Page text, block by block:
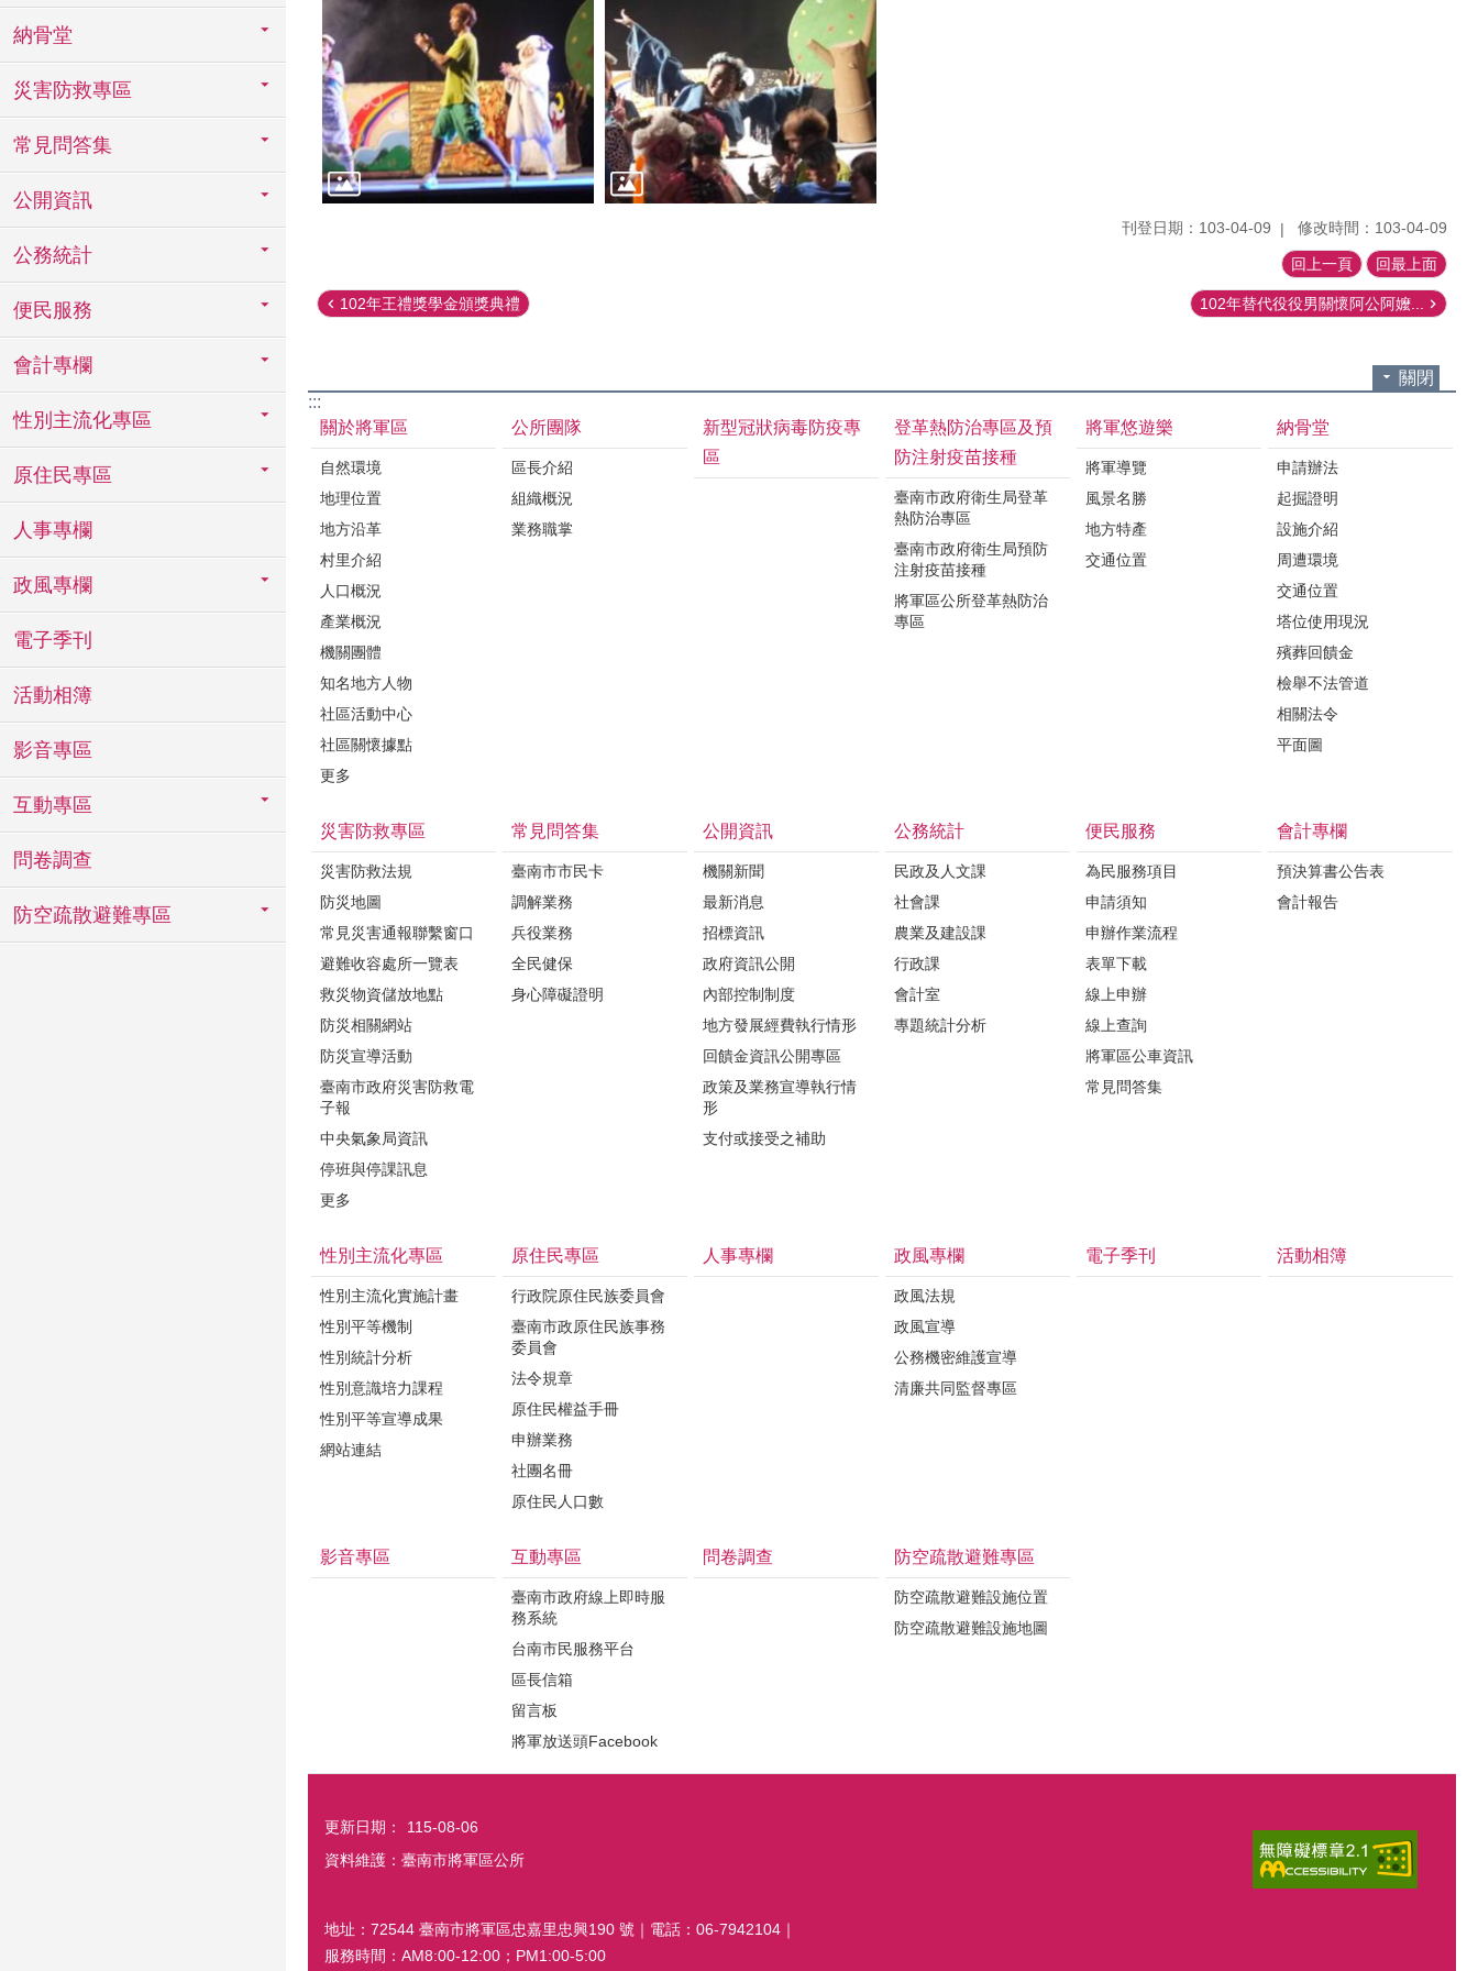
納骨堂
災害防救專區
常見問答集
公開資訊
公務統計
便民服務
會計專欄
性別主流化專區
原住民專區
人事專欄
政風專欄
電子季刊
活動相簿
影音專區
互動專區
問卷調查
防空疏散避難專區
刊登日期：103-04-09 修改時間：103-04-09
回上一頁 回最上面
102年王禮獎學金頒獎典禮 102年替代役役男關懷阿公阿嬤...
關閉
:::
關於將軍區
自然環境
地理位置
地方沿革
村里介紹
人口概況
產業概況
機關團體
知名地方人物
社區活動中心
社區關懷據點
更多
公所團隊
區長介紹
組織概況
業務職掌
新型冠狀病毒防疫專
區
登革熱防治專區及預
防注射疫苗接種
臺南市政府衛生局登革
熱防治專區
臺南市政府衛生局預防
注射疫苗接種
將軍區公所登革熱防治
專區
將軍悠遊樂
將軍導覽
風景名勝
地方特產
交通位置
納骨堂
申請辦法
起掘證明
設施介紹
周遭環境
交通位置
塔位使用現況
殯葬回饋金
檢舉不法管道
相關法令
平面圖
災害防救專區
災害防救法規
防災地圖
常見災害通報聯繫窗口
避難收容處所一覽表
救災物資儲放地點
防災相關網站
防災宣導活動
臺南市政府災害防救電
子報
中央氣象局資訊
停班與停課訊息
更多
常見問答集
臺南市市民卡
調解業務
兵役業務
全民健保
身心障礙證明
公開資訊
機關新聞
最新消息
招標資訊
政府資訊公開
內部控制制度
地方發展經費執行情形
回饋金資訊公開專區
政策及業務宣導執行情
形
支付或接受之補助
公務統計
民政及人文課
社會課
農業及建設課
行政課
會計室
專題統計分析
便民服務
為民服務項目
申請須知
申辦作業流程
表單下載
線上申辦
線上查詢
將軍區公車資訊
常見問答集
會計專欄
預決算書公告表
會計報告
性別主流化專區
性別主流化實施計畫
性別平等機制
性別統計分析
性別意識培力課程
性別平等宣導成果
網站連結
原住民專區
行政院原住民族委員會
臺南市政原住民族事務
委員會
法令規章
原住民權益手冊
申辦業務
社團名冊
原住民人口數
人事專欄 政風專欄
政風法規
政風宣導
公務機密維護宣導
清廉共同監督專區
電子季刊 活動相簿
影音專區 互動專區
臺南市政府線上即時服
務系統
台南市民服務平台
區長信箱
留言板
將軍放送頭Facebook
問卷調查 防空疏散避難專區
防空疏散避難設施位置
防空疏散避難設施地圖
更新日期：
115-08-06
資料維護：臺南市將軍區公所
地址：72544 臺南市將軍區忠嘉里忠興190 號｜電話：06-7942104｜
服務時間：AM8:00-12:00；PM1:00-5:00